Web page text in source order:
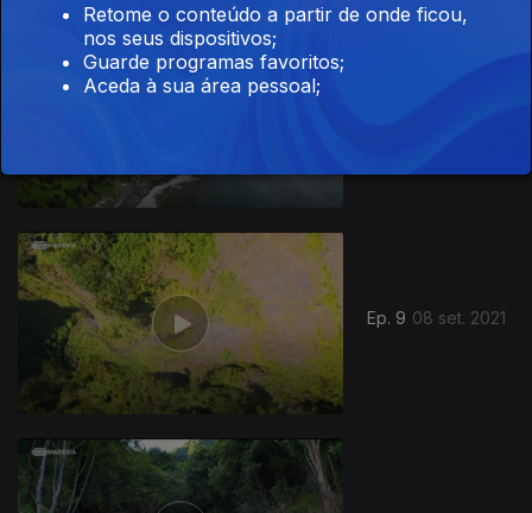
Ep. 9 08 set. 2021
Retome o conteúdo a partir de onde ficou,
nos seus dispositivos;
Guarde programas favoritos;
Aceda à sua área pessoal;